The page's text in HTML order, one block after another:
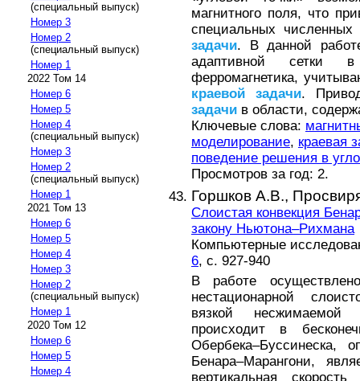
(специальный выпуск)
Номер 3
Номер 2
(специальный выпуск)
Номер 1
2022 Том 14
Номер 6
Номер 5
Номер 4
(специальный выпуск)
Номер 3
Номер 2
(специальный выпуск)
Номер 1
2021 Том 13
Номер 6
Номер 5
Номер 4
Номер 3
Номер 2
(специальный выпуск)
Номер 1
2020 Том 12
Номер 6
Номер 5
Номер 4
магнитного поля, что
специальных
задачи. В данной
адаптивной сетки
ферромагнетика,
краевой
задачи.
задачи в области,
Ключевые слова:
моделирование, краевая
поведение решения в
Просмотров за год: 2.
Горшков А.В.,
Слоистая конвекция
закону Ньютона–Рихмана
Компьютерные
6, с. 927-940
В работе
нестационарной
вязкой несжимаемой
происходит в
Обербека–Буссинеска,
Бенара–Марангони,
вертикальная